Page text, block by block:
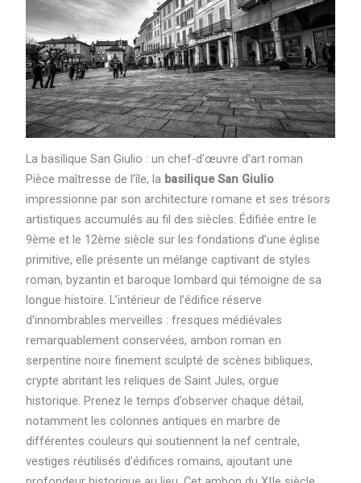
La basilique San Giulio : un chef-d’œuvre d’art roman
Pièce maîtresse de l’île, la basilique San Giulio
impressionne par son architecture romane et ses trésors
artistiques accumulés au fil des siècles. Édifiée entre le
9ème et le 12ème siècle sur les fondations d’une église
primitive, elle présente un mélange captivant de styles
roman, byzantin et baroque lombard qui témoigne de sa
longue histoire. L’intérieur de l’édifice réserve
d’innombrables merveilles : fresques médiévales
remarquablement conservées, ambon roman en
serpentine noire finement sculpté de scènes bibliques,
crypte abritant les reliques de Saint Jules, orgue
historique. Prenez le temps d’observer chaque détail,
notamment les colonnes antiques en marbre de
différentes couleurs qui soutiennent la nef centrale,
vestiges réutilisés d’édifices romains, ajoutant une